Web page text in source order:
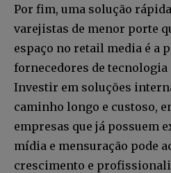
Por fim, uma solução
varejistas de menor porte
espaço no retail media é a
fornecedores de tecnologia
Investir em soluções
caminho longo e custoso,
empresas que já possuem
mídia e mensuração pode
crescimento e